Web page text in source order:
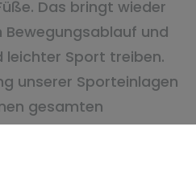
Das bringt wieder
Bewegungsablauf und
leichter Sport treiben.
unserer Sporteinlagen
gesamten
beugt Verletzungen